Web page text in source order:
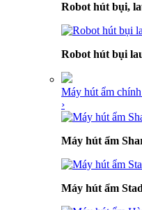
Robot hút bụi,
Robot hút bụi
Máy hút ẩm
›
Máy hút ẩm
Máy hút ẩm